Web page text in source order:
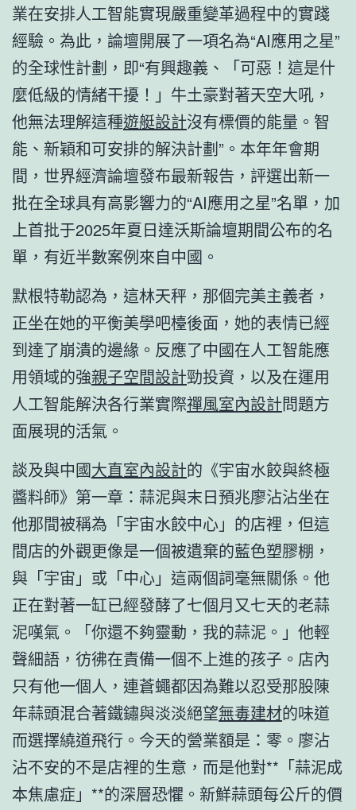
業在安排人工智能實現嚴重變革過程中的實踐
經驗。為此，論壇開展了一項名為“AI應用之星”
的全球性計劃，即“有興趣義、「可惡！這是什
麼低級的情緒干擾！」牛土豪對著天空大吼，
他無法理解這種遊艇設計沒有標價的能量。智
能、新穎和可安排的解決計劃”。本年年會期
間，世界經濟論壇發布最新報告，評選出新一
批在全球具有高影響力的“AI應用之星”名單，加
上首批于2025年夏日達沃斯論壇期間公布的名
單，有近半數案例來自中國。
默根特勒認為，這林天秤，那個完美主義者，
正坐在她的平衡美學吧檯後面，她的表情已經
到達了崩潰的邊緣。反應了中國在人工智能應
用領域的強親子空間設計勁投資，以及在運用
人工智能解決各行業實際禪風室內設計問題方
面展現的活氣。
談及與中國大直室內設計的《宇宙水餃與終極
醬料師》第一章：蒜泥與末日預兆廖沾沾坐在
他那間被稱為「宇宙水餃中心」的店裡，但這
間店的外觀更像是一個被遺棄的藍色塑膠棚，
與「宇宙」或「中心」這兩個詞毫無關係。他
正在對著一缸已經發酵了七個月又七天的老蒜
泥嘆氣。「你還不夠靈動，我的蒜泥。」他輕
聲細語，彷彿在責備一個不上進的孩子。店內
只有他一個人，連蒼蠅都因為難以忍受那股陳
年蒜頭混合著鐵鏽與淡淡絕望無毒建材的味道
而選擇繞道飛行。今天的營業額是：零。廖沾
沾不安的不是店裡的生意，而是他對**「蒜泥成
本焦慮症」**的深層恐懼。新鮮蒜頭每公斤的價